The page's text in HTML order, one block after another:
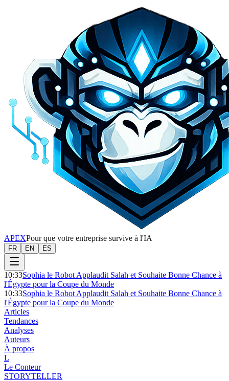
APEXPour que votre entreprise survive à l'IA
FR EN ES
10:33Sophia le Robot Applaudit Salah et Souhaite Bonne Chance à
l'Égypte pour la Coupe du Monde
10:33Sophia le Robot Applaudit Salah et Souhaite Bonne Chance à
l'Égypte pour la Coupe du Monde
Articles
Tendances
Analyses
Auteurs
À propos
L
Le Conteur
STORYTELLER